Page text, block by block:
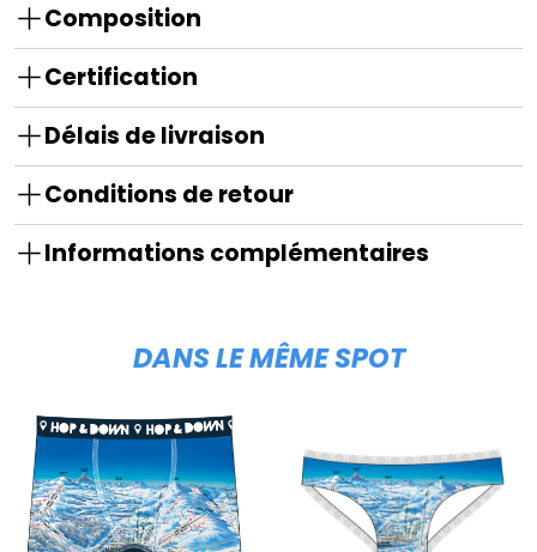
Composition
Certification
Délais de livraison
Conditions de retour
Informations complémentaires
DANS LE MÊME SPOT